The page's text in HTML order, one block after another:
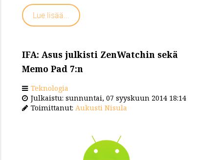
Lue lisää...
IFA: Asus julkisti ZenWatchin sekä
Memo Pad 7:n
Teknologia
Julkaistu: sunnuntai, 07 syyskuun 2014 18:14
Toimittanut: Aukusti Nisula